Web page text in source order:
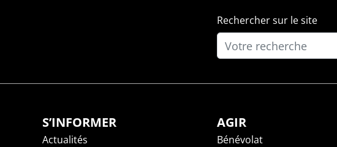
Rechercher sur le site
S’INFORMER
Actualités
AGIR
Bénévolat